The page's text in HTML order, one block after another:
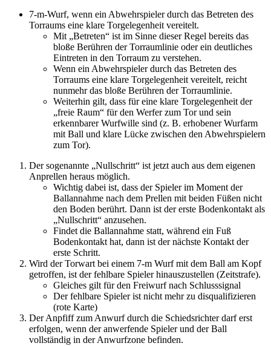
7-m-Wurf, wenn ein Abwehrspieler durch das Betreten des
Torraums eine klare Torgelegenheit vereitelt.
Mit „Betreten“ ist im Sinne dieser Regel bereits das
bloße Berühren der Torraumlinie oder ein deutliches
Eintreten in den Torraum zu verstehen.
Wenn ein Abwehrspieler durch das Betreten des
Torraums eine klare Torgelegenheit vereitelt, reicht
nunmehr das bloße Berühren der Torraumlinie.
Weiterhin gilt, dass für eine klare Torgelegenheit der
„freie Raum“ für den Werfer zum Tor und sein
erkennbarer Wurfwille sind (z. B. erhobener Wurfarm
mit Ball und klare Lücke zwischen den Abwehrspielern
zum Tor).
Der sogenannte „Nullschritt“ ist jetzt auch aus dem eigenen
Anprellen heraus möglich.
Wichtig dabei ist, dass der Spieler im Moment der
Ballannahme nach dem Prellen mit beiden Füßen nicht
den Boden berührt. Dann ist der erste Bodenkontakt als
„Nullschritt“ anzusehen.
Findet die Ballannahme statt, während ein Fuß
Bodenkontakt hat, dann ist der nächste Kontakt der
erste Schritt.
Wird der Torwart bei einem 7-m Wurf mit dem Ball am Kopf
getroffen, ist der fehlbare Spieler hinauszustellen (Zeitstrafe).
Gleiches gilt für den Freiwurf nach Schlusssignal
Der fehlbare Spieler ist nicht mehr zu disqualifizieren
(rote Karte)
Der Anpfiff zum Anwurf durch die Schiedsrichter darf erst
erfolgen, wenn der anwerfende Spieler und der Ball
vollständig in der Anwurfzone befinden.